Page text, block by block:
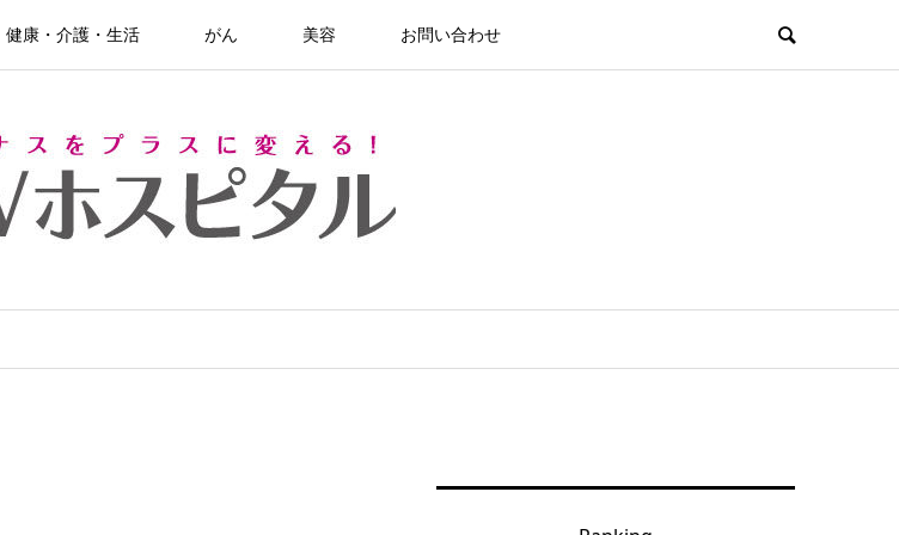
健康・介護・生活 がん 美容 お問い合わせ